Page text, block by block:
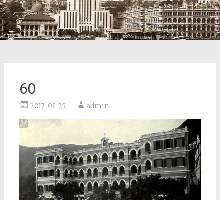
60
2017-08-25 admin